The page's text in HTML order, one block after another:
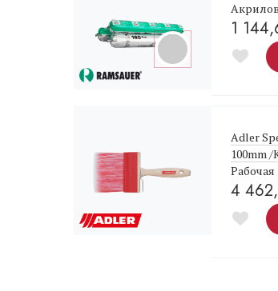
1
Adler
100mm
4